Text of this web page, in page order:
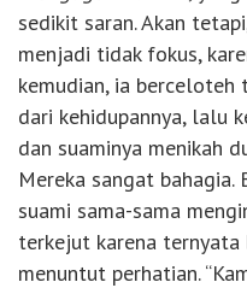
sedikit saran. Akan
menjadi tidak fokus,
kemudian, ia
dari kehidupannya, lalu
dan suaminya menikah
Mereka sangat bahagia.
suami sama-sama
terkejut karena ternyata
menuntut perhatian.